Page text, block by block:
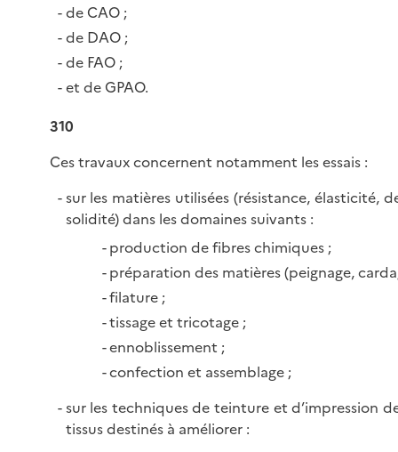
de CAO ;
de DAO ;
de FAO ;
et de GPAO.
310
Ces travaux concernent notamment les essais :
sur les matières utilisées (résistance, élasticité,
solidité) dans les domaines suivants :
production de fibres chimiques ;
préparation des matières (peignage,
filature ;
tissage et tricotage ;
ennoblissement ;
confection et assemblage ;
sur les techniques de teinture et d’impression
tissus destinés à améliorer :